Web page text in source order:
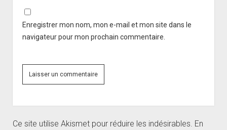
Enregistrer mon nom, mon e-mail et mon site dans le
navigateur pour mon prochain commentaire.
Ce site utilise Akismet pour réduire les indésirables. En